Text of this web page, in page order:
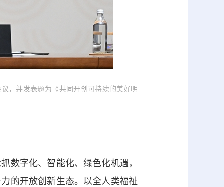
，并发表题为《共同开创可持续的美好明
字化、智能化、绿色化机遇，
的开放创新生态。以全人类福祉